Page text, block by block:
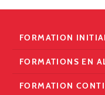
FORMATION
FORMATIONS EN
FORMATION